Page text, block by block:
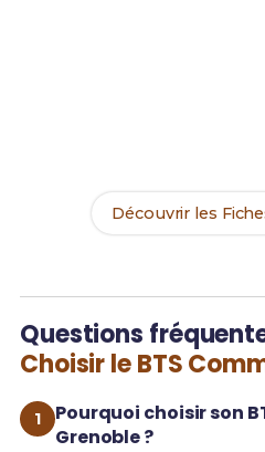
Découvrir les
Questions
Choisir le BTS
Pourquoi choisir son
Grenoble ?